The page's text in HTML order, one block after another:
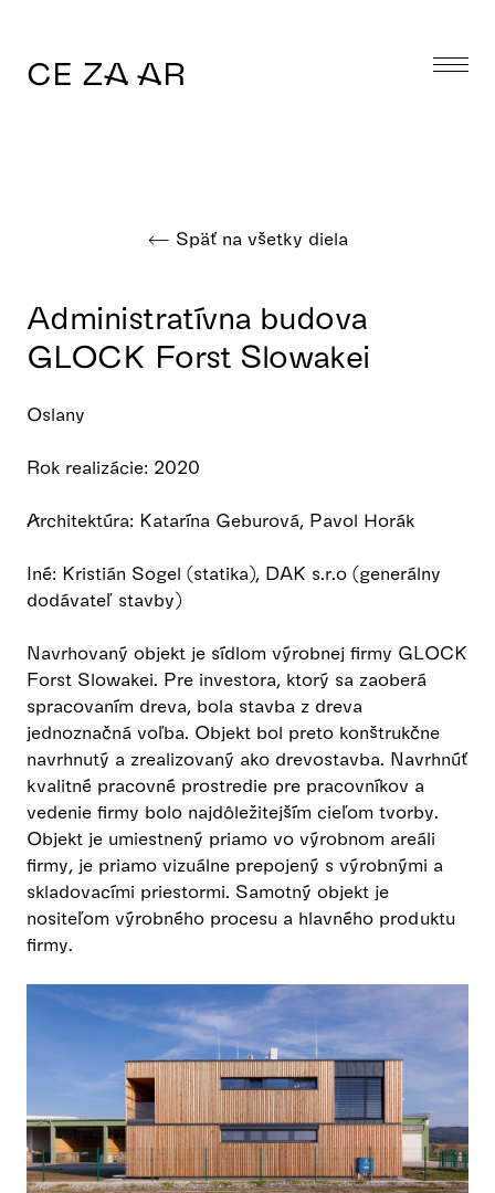
CE ZA AR
Späť na všetky diela
Administratívna budova
GLOCK Forst Slowakei
Oslany
Rok realizácie: 2020
Architektúra: Katarína Geburová, Pavol Horák
Iné: Kristián Sogel (statika), DAK s.r.o (generálny
dodávateľ stavby)
Navrhovaný objekt je sídlom výrobnej firmy GLOCK
Forst Slowakei. Pre investora, ktorý sa zaoberá
spracovaním dreva, bola stavba z dreva
jednoznačná voľba. Objekt bol preto konštrukčne
navrhnutý a zrealizovaný ako drevostavba. Navrhnúť
kvalitné pracovné prostredie pre pracovníkov a
vedenie firmy bolo najdôležitejším cieľom tvorby.
Objekt je umiestnený priamo vo výrobnom areáli
firmy, je priamo vizuálne prepojený s výrobnými a
skladovacími priestormi. Samotný objekt je
nositeľom výrobného procesu a hlavného produktu
firmy.